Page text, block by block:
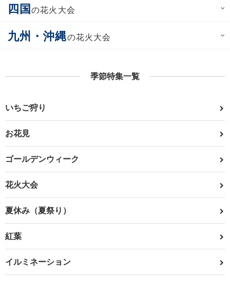
四国の花火大会
九州・沖縄の花火大会
季節特集一覧
いちご狩り
お花見
ゴールデンウィーク
花火大会
夏休み（夏祭り）
紅葉
イルミネーション